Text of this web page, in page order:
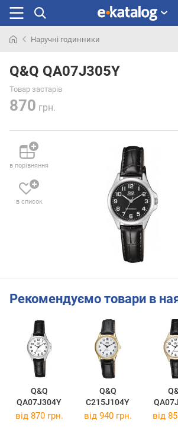
раніше
Наручні годинники
Q&Q QA07J305Y
Товар застарів
870 грн.
в порівняння
в список
Рекомендуємо товари в
Q&Q
QA07J304Y
Q&Q
C215J104Y
від 870 грн. від 940 грн. від